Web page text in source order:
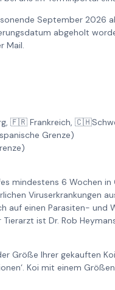
September 2026
abgeholt
Mail.
🇫🇷 Frankreich,
Grenze)
mindestens 6 Wochen in
Viruserkrankungen
auf einen Parasiten- und
ist Dr. Rob
Größe Ihrer gekauften
Koi mit einem